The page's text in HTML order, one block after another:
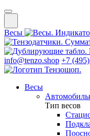
Весы
info@tenzo.shop +7
Весы
Тип весов